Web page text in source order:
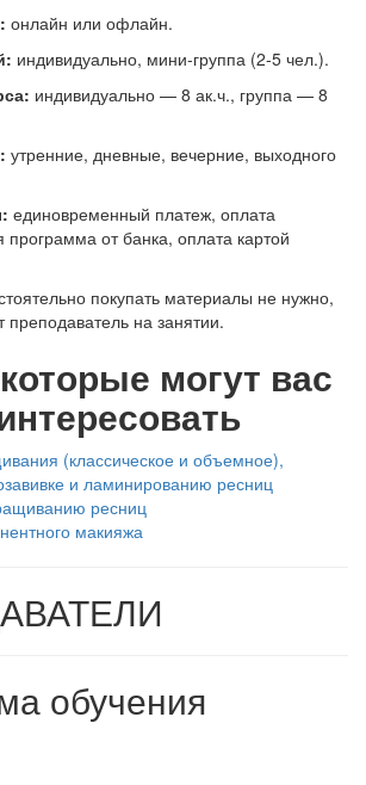
онлайн или офлайн.
индивидуально, мини-группа (2-5 чел.).
индивидуально — 8 ак.ч., группа — 8
утренние, дневные, вечерние, выходного
единовременный платеж, оплата
программа от банка, оплата картой
покупать материалы не нужно,
преподаватель на занятии.
могут вас
(классическое и объемное),
и ламинированию ресниц
ресниц
макияжа
обучения